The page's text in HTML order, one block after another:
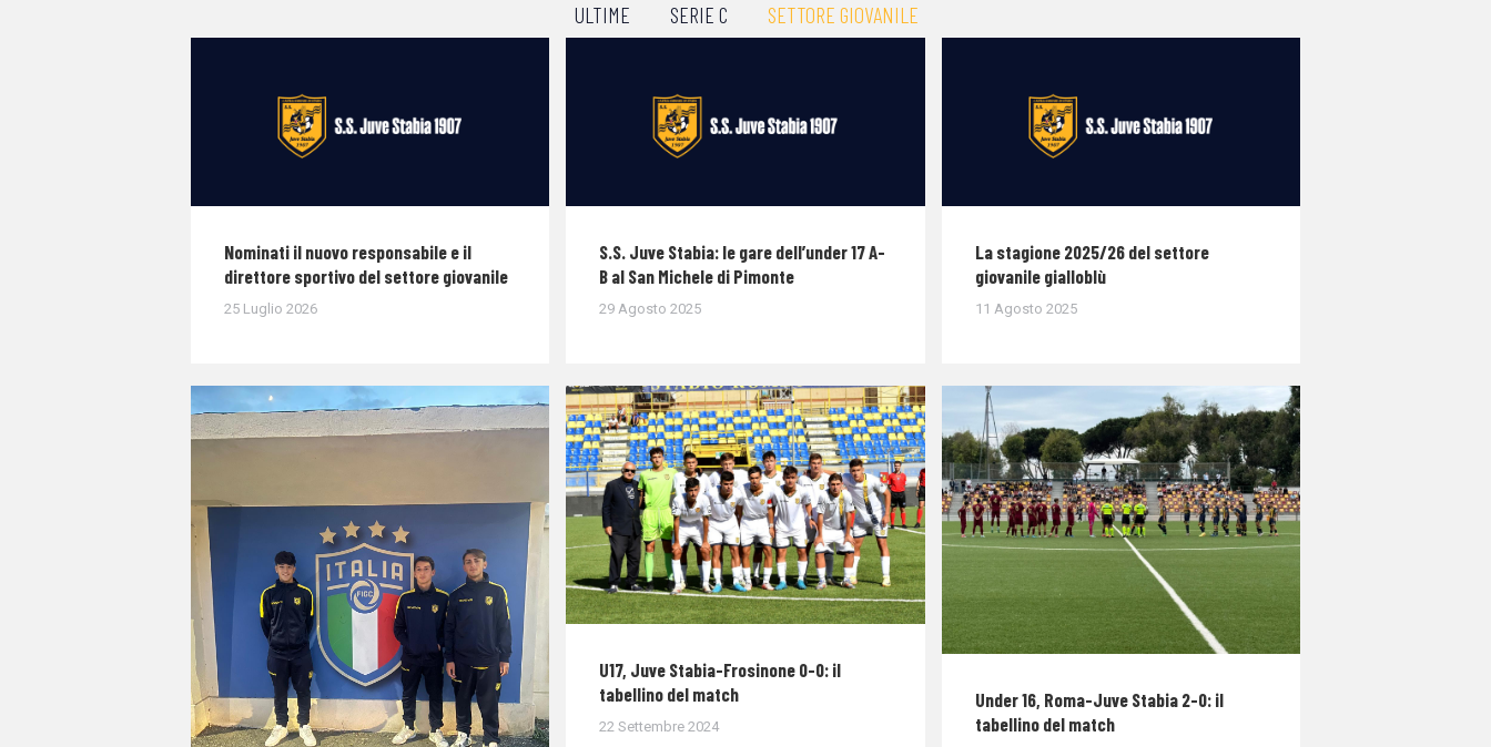
ULTIME SERIE C SETTORE GIOVANILE
Nominati il nuovo responsabile e il
direttore sportivo del settore giovanile
25 Luglio 2026
S.S. Juve Stabia: le gare dell’under 17 A-
B al San Michele di Pimonte
29 Agosto 2025
La stagione 2025/26 del settore
giovanile gialloblù
11 Agosto 2025
U17, Juve Stabia-Frosinone 0-0: il
tabellino del match
22 Settembre 2024
Under 16, Roma-Juve Stabia 2-0: il
tabellino del match